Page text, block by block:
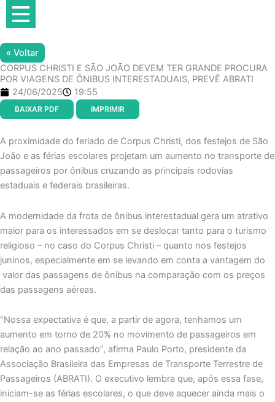
para
conteúdo
« Voltar
CORPUS CHRISTI E SÃO JOÃO DEVEM TER GRANDE PROCURA
POR VIAGENS DE ÔNIBUS INTERESTADUAIS, PREVÊ ABRATI
24/06/2025
19:55
BAIXAR PDF IMPRIMIR
A proximidade do feriado de Corpus Christi, dos festejos de São
João e as férias escolares projetam um aumento no transporte de
passageiros por ônibus cruzando as principais rodovias
estaduais e federais brasileiras.
A modernidade da frota de ônibus interestadual gera um atrativo
maior para os interessados em se deslocar tanto para o turismo
religioso – no caso do Corpus Christi – quanto nos festejos
juninos, especialmente em se levando em conta a vantagem do
valor das passagens de ônibus na comparação com os preços
das passagens aéreas.
“Nossa expectativa é que, a partir de agora, tenhamos um
aumento em torno de 20% no movimento de passageiros em
relação ao ano passado”, afirma Paulo Porto, presidente da
Associação Brasileira das Empresas de Transporte Terrestre de
Passageiros (ABRATI). O executivo lembra que, após essa fase,
iniciam-se as férias escolares, o que deve aquecer ainda mais o